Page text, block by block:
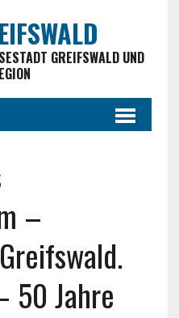
GREIFSWALD UND
–
50 Jahre